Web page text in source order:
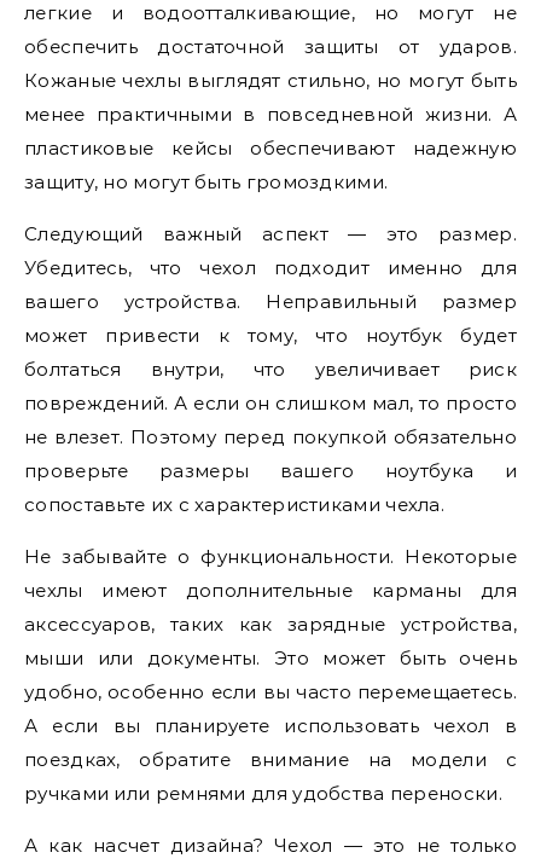
легкие и водоотталкивающие, но могут не
обеспечить достаточной защиты от ударов.
Кожаные чехлы выглядят стильно, но могут быть
менее практичными в повседневной жизни. А
пластиковые кейсы обеспечивают надежную
защиту, но могут быть громоздкими.
Следующий важный аспект — это размер.
Убедитесь, что чехол подходит именно для
вашего устройства. Неправильный размер
может привести к тому, что ноутбук будет
болтаться внутри, что увеличивает риск
повреждений. А если он слишком мал, то просто
не влезет. Поэтому перед покупкой обязательно
проверьте размеры вашего ноутбука и
сопоставьте их с характеристиками чехла.
Не забывайте о функциональности. Некоторые
чехлы имеют дополнительные карманы для
аксессуаров, таких как зарядные устройства,
мыши или документы. Это может быть очень
удобно, особенно если вы часто перемещаетесь.
А если вы планируете использовать чехол в
поездках, обратите внимание на модели с
ручками или ремнями для удобства переноски.
А как насчет дизайна? Чехол — это не только